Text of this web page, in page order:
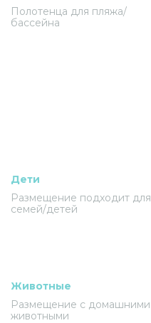
Полотенца для пляжа/
бассейна
Дети
Размещение подходит для
семей/детей
Животные
Размещение с домашними
животными